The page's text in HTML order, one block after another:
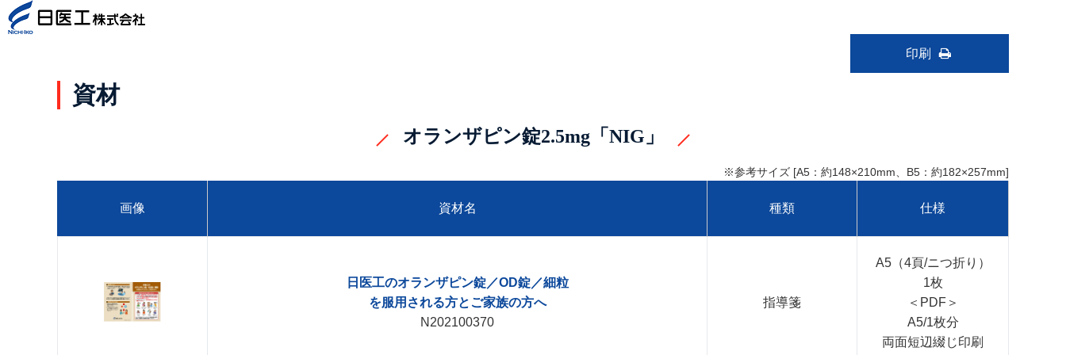
印刷
資材
オランザピン錠2.5mg「NIG」
※参考サイズ [A5：約148×210mm、B5：約182×257mm]
画像 資材名 種類 仕様
日医工のオランザピン錠／OD錠／細粒
を服用される方とご家族の方へ
N202100370
指導箋
A5（4頁/ニつ折り）
1枚
＜PDF＞
A5/1枚分
両面短辺綴じ印刷